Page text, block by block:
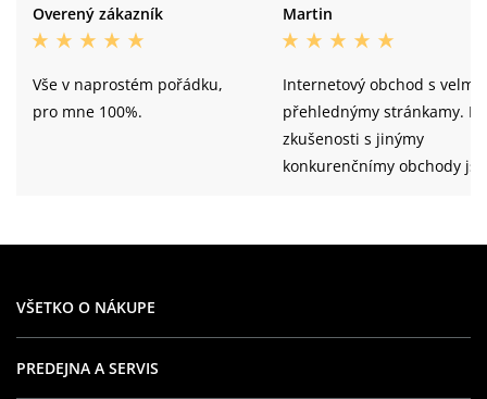
Overený zákazník
Vše v naprostém pořádku,
pro mne 100%.
Martin
Internetový obchod s velmi
přehlednýmy stránkamy.
zkušenosti s jinýmy
konkurenčnímy obchody
měl zboží doma. Celkově
VŠETKO O NÁKUPE
PREDEJNA A SERVIS